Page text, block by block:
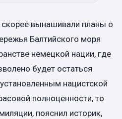
вынашивали планы о
Балтийского моря
немецкой нации, где
будет остаться
нацистской
полноценности, то
пояснил историк,